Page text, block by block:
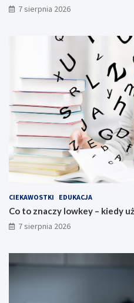
7 sierpnia 2026
CIEKAWOSTKI EDUKACJA
Co to znaczy lowkey – kiedy
7 sierpnia 2026